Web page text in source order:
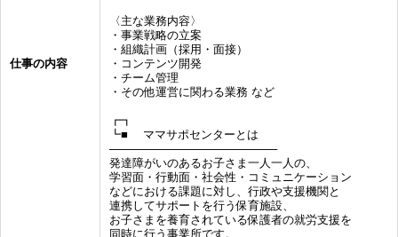
仕事の内容
〈主な業務内容〉
・事業戦略の立案
・組織計画（採用・面接）
・コンテンツ開発
・チーム管理
・その他運営に関わる業務 など
┏┓
┗■ ママサポセンターとは
─────────────────────
発達障がいのあるお子さま一人一人の、
学習面・行動面・社会性・コミュニケーション
などにおける課題に対し、行政や支援機関と
連携してサポートを行う保育施設、
お子さまを養育されている保護者の就労支援を
同時に行う事業所です。